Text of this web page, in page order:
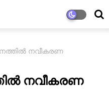
നവീകരണ
നവീകരണ